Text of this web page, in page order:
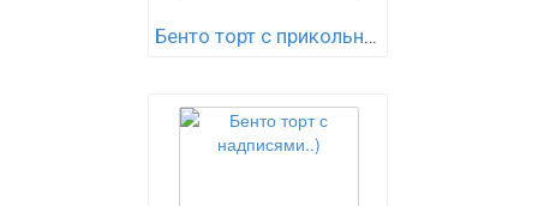
Бенто торт с прикольными..)